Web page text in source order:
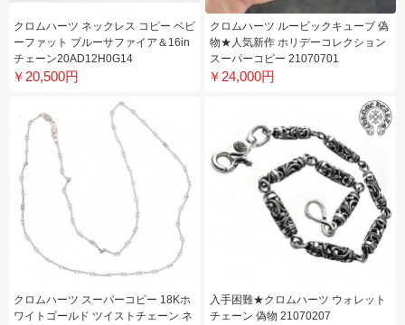
クロムハーツ ネックレス コピー ベビ
ーファット ブルーサファイア＆16in
チェーン20AD12H0G14
￥20,500円
クロムハーツ ルービックキューブ 偽
物★人気新作 ホリデーコレクション
スーパーコピー 21070701
￥24,000円
クロムハーツ スーパーコピー 18Kホ
ワイトゴールド ツイストチェーン ネ
入手困難★クロムハーツ ウォレット
チェーン 偽物 21070207